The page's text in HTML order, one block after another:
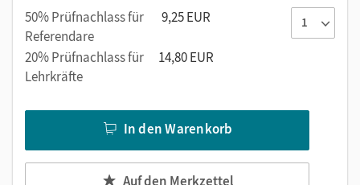
50% Prüfnachlass für
Referendare
9,25 EUR
20% Prüfnachlass für
Lehrkräfte
14,80 EUR
In den Warenkorb
Auf den Merkzettel